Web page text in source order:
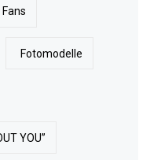
Fans
Fotomodelle
YOU”